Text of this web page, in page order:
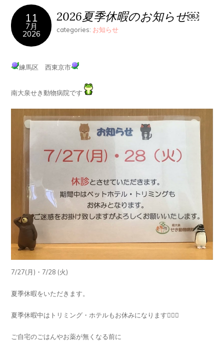
11
7月
2026
2026夏季休暇のお知らせ￼
categories: お知らせ
練馬区 西東京市
南大泉せき動物病院です
7/27(月)・7/28 (火)
夏季休暇をいただきます。
夏季休暇中はトリミング・ホテルもお休みになります🙇🏻‍♀️
ご自宅のごはんやお薬が無くなる前に